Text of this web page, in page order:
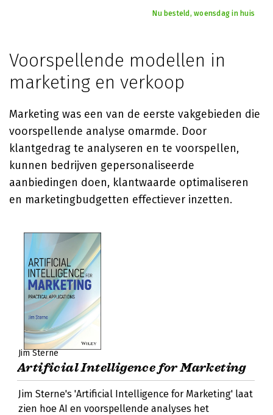
Nu besteld, woensdag in huis
Voorspellende modellen in
marketing en verkoop
Marketing was een van de eerste vakgebieden die
voorspellende analyse omarmde. Door
klantgedrag te analyseren en te voorspellen,
kunnen bedrijven gepersonaliseerde
aanbiedingen doen, klantwaarde optimaliseren
en marketingbudgetten effectiever inzetten.
Jim Sterne
Artificial Intelligence for Marketing
Jim Sterne's 'Artificial Intelligence for Marketing' laat
zien hoe AI en voorspellende analyses het